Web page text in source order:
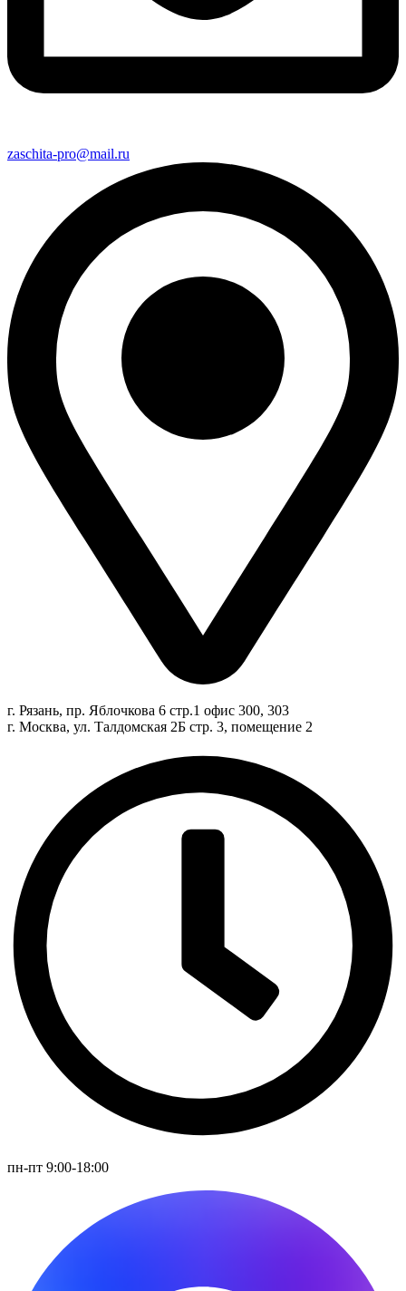
zaschita-pro@mail.ru
г. Рязань, пр. Яблочкова 6 стр.1 офис 300, 303
г. Москва, ул. Талдомская 2Б стр. 3, помещение 2
пн-пт 9:00-18:00